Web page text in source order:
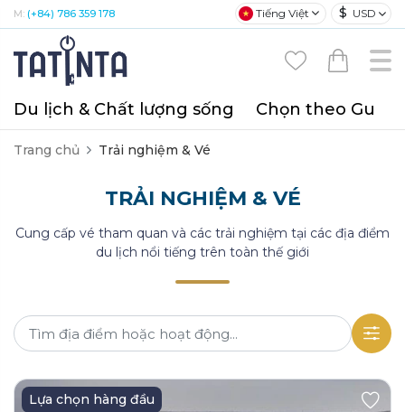
M: (+84) 786 359 178 Tiếng Việt $ USD
Du lịch & Chất lượng sống Chọn theo Gu
Trang chủ Trải nghiệm & Vé
TRẢI NGHIỆM & VÉ
Cung cấp vé tham quan và các trải nghiệm tại các địa điểm
du lịch nổi tiếng trên toàn thế giới
Lựa chọn hàng đầu